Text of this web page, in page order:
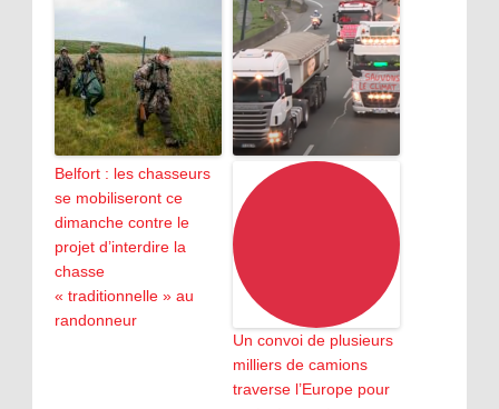
Belfort : les chasseurs
se mobiliseront ce
dimanche contre le
projet d’interdire la
chasse
« traditionnelle » au
randonneur
Un convoi de plusieurs
milliers de camions
traverse l’Europe pour